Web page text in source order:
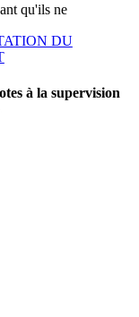
qu'ils ne
DU
à la supervision